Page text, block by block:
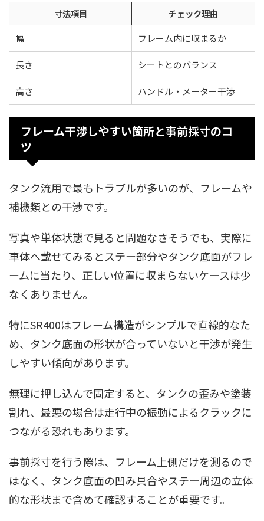
寸法項目
チェック理由
幅
フレーム内に収まるか
長さ シートとのバランス
高さ ハンドル・メーター干渉
フレーム干渉しやすい箇所と事前採寸のコ
ツ
タンク流用で最もトラブルが多いのが、フレームや
補機類との干渉です。
写真や単体状態で見ると問題なさそうでも、実際に
車体へ載せてみるとステー部分やタンク底面がフレ
ームに当たり、正しい位置に収まらないケースは少
なくありません。
特にSR400はフレーム構造がシンプルで直線的なた
め、タンク底面の形状が合っていないと干渉が発生
しやすい傾向があります。
無理に押し込んで固定すると、タンクの歪みや塗装
割れ、最悪の場合は走行中の振動によるクラックに
つながる恐れもあります。
事前採寸を行う際は、フレーム上側だけを測るので
はなく、タンク底面の凹み具合やステー周辺の立体
的な形状まで含めて確認することが重要です。